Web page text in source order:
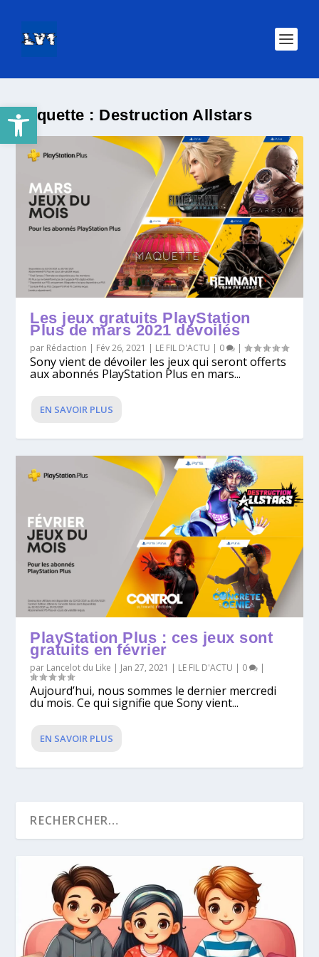
Ouvrir la barre d’outilsÉtiquette : Destruction Allstars
Les jeux gratuits PlayStation
Plus de mars 2021 dévoilés
par Rédaction | Fév 26, 2021 | LE FIL D'ACTU | 0 |
Sony vient de dévoiler les jeux qui seront offerts
aux abonnés PlayStation Plus en mars...
EN SAVOIR PLUS
PlayStation Plus : ces jeux sont
gratuits en février
par Lancelot du Like | Jan 27, 2021 | LE FIL D'ACTU | 0 |
Aujourd’hui, nous sommes le dernier mercredi
du mois. Ce qui signifie que Sony vient...
EN SAVOIR PLUS